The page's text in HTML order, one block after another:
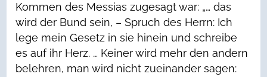
Kommen des Messias zugesagt war: „… das
wird der Bund sein, – Spruch des Herrn: Ich
lege mein Gesetz in sie hinein und schreibe
es auf ihr Herz. … Keiner wird mehr den andern
belehren, man wird nicht zueinander sagen: